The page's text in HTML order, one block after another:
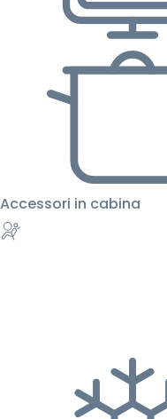
Accessori in cabina